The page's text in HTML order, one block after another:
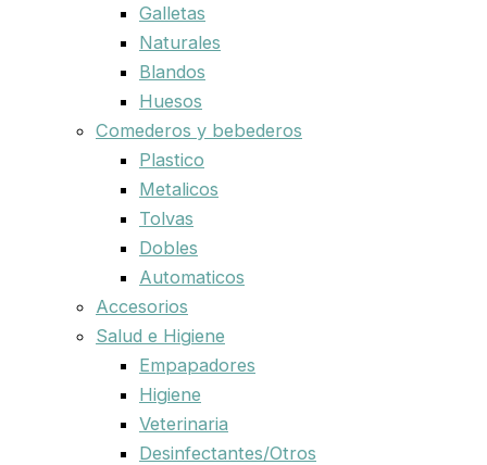
Galletas
Naturales
Blandos
Huesos
Comederos y bebederos
Plastico
Metalicos
Tolvas
Dobles
Automaticos
Accesorios
Salud e Higiene
Empapadores
Higiene
Veterinaria
Desinfectantes/Otros